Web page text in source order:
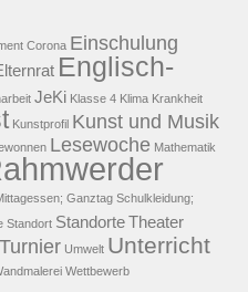
Corona Einschulung
Englisch-
JeKi Klasse 4 Klima Krankheit
Kunstprofil Kunst und Musik
Lesewoche Mathematik
Ganztag Schulkleidung;
Standort StandorteTheater
Turnier Umwelt Unterricht
Wettbewerb